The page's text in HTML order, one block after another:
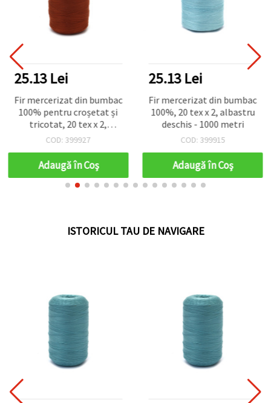
25.13 Lei
Fir mercerizat din bumbac
100% pentru croșetat și
tricotat, 20 tex x 2,
portocaliu închis, 1000 m
COD: 399927
Adaugă în Coş
25.13 Lei
Fir mercerizat din bumbac
100%, 20 tex x 2, albastru
deschis - 1000 metri
COD: 399915
Adaugă în Coş
ISTORICUL TAU DE NAVIGARE